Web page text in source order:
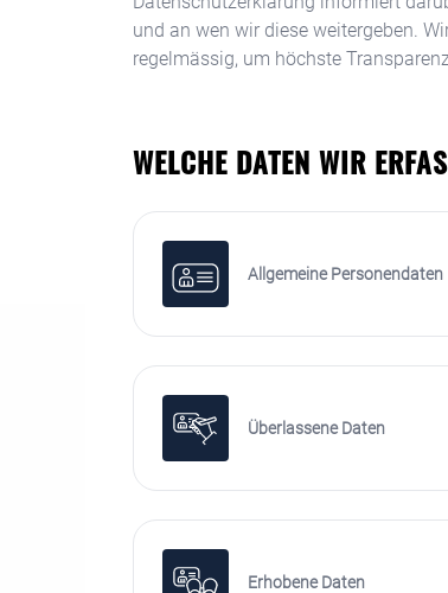
und an wen wir diese weitergeben.
regelmässig, um höchste
WELCHE DATEN WIR
Allgemeine Personendaten
Überlassene Daten
Erhobene Daten